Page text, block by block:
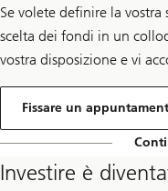
e
t
i
n
g
Se volete definire la
scelta dei fondi in un
vostra disposizione e vi
Fissare un
p
e
s
clic,
Investire è